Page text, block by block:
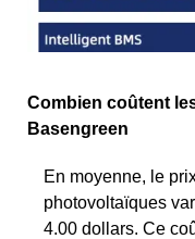
Combien coûtent
Basengreen
En moyenne, le
photovoltaïques
4.00 dollars. Ce